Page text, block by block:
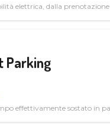
elettrica, dalla prenotazione
Parking
effettivamente sostato in